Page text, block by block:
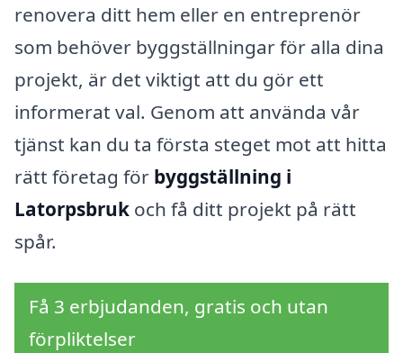
renovera ditt hem eller en entreprenör
som behöver byggställningar för alla dina
projekt, är det viktigt att du gör ett
informerat val. Genom att använda vår
tjänst kan du ta första steget mot att hitta
rätt företag för byggställning i
Latorpsbruk och få ditt projekt på rätt
spår.
Få 3 erbjudanden, gratis och utan
förpliktelser